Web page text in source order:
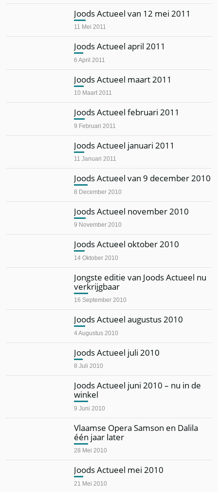
Joods Actueel van 12 mei 2011
11 Mei 2011
Joods Actueel april 2011
6 April 2011
Joods Actueel maart 2011
10 Maart 2011
Joods Actueel februari 2011
9 Februari 2011
Joods Actueel januari 2011
11 Januari 2011
Joods Actueel van 9 december 2010
8 December 2010
Joods Actueel november 2010
9 November 2010
Joods Actueel oktober 2010
14 Oktober 2010
Jongste editie van Joods Actueel nu
verkrijgbaar
16 September 2010
Joods Actueel augustus 2010
4 Augustus 2010
Joods Actueel juli 2010
8 Juli 2010
Joods Actueel juni 2010 – nu in de
winkel
9 Juni 2010
Vlaamse Opera Samson en Dalila
één jaar later
28 Mei 2010
Joods Actueel mei 2010
21 Mei 2010